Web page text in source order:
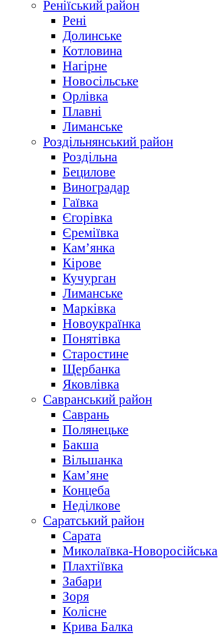
Реніїський район
Рені
Долинське
Котловина
Нагірне
Новосільське
Орлівка
Плавні
Лиманське
Роздільнянський район
Роздільна
Бецилове
Виноградар
Гаївка
Єгорівка
Єреміївка
Кам’янка
Кірове
Кучурган
Лиманське
Марківка
Новоукраїнка
Понятівка
Старостине
Щербанка
Яковлівка
Савранський район
Саврань
Полянецьке
Бакша
Вільшанка
Кам’яне
Концеба
Неділкове
Саратський район
Сарата
Миколаївка-Новоросійська
Плахтіївка
Забари
Зоря
Колісне
Крива Балка